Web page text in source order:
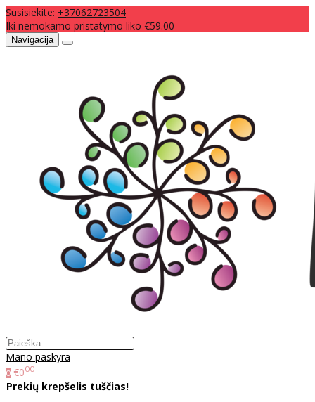
Susisiekite: +37062723504
Iki nemokamo pristatymo liko €59.00
Navigacija
Mano paskyra
0 €000
Prekių krepšelis tuščias!